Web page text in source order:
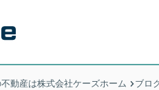
動産は株式会社ケーズホーム ブロ